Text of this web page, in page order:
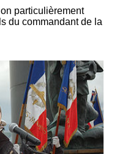
particulièrement
du commandant de la